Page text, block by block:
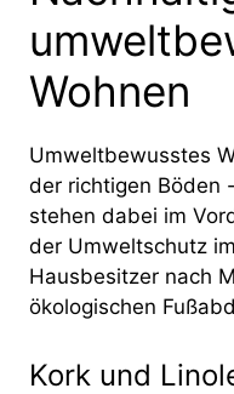
Wohnen
Umweltbewusstes
der richtigen Böden
stehen dabei im
der Umweltschutz
Hausbesitzer nach
ökologischen
Kork und